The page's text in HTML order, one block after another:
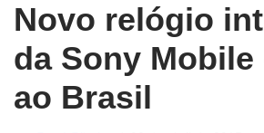
Novo relógio
da Sony Mobile
ao Brasil